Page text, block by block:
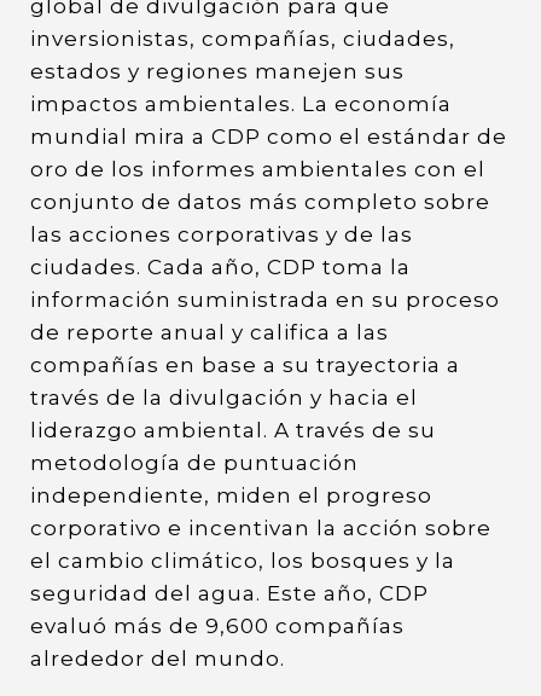
global de divulgación para que
inversionistas, compañías, ciudades,
estados y regiones manejen sus
impactos ambientales. La economía
mundial mira a CDP como el estándar de
oro de los informes ambientales con el
conjunto de datos más completo sobre
las acciones corporativas y de las
ciudades. Cada año, CDP toma la
información suministrada en su proceso
de reporte anual y califica a las
compañías en base a su trayectoria a
través de la divulgación y hacia el
liderazgo ambiental. A través de su
metodología de puntuación
independiente, miden el progreso
corporativo e incentivan la acción sobre
el cambio climático, los bosques y la
seguridad del agua. Este año, CDP
evaluó más de 9,600 compañías
alrededor del mundo.